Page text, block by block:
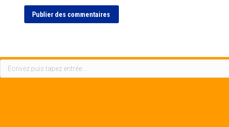
Publier des commentaires
Recherche
: